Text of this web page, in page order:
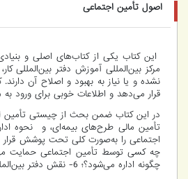
اصول تأمین اجتماعی
این کتاب یکی از کتاب‌های اصلی و
مرکز بین‌المللی آموزش دفتر
نشده و یا نیاز به بهبود و اصلاح آن
قرار می‌دهد و اطلاعات خوبی برای ورود
در این کتاب ضمن بحث از چیستی تأمین
تأمین مالی طرح‌های بیمه‌ای، و نحوه
چگونه اداره می‌شود؟؛ 6- نقش دفتر بین‌المللی کار در تأمین اجتماعی.